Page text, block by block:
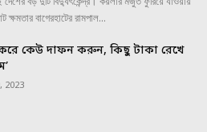
বাগেরহাটের রামপাল...
করে কেউ দাফন করুন, কিছু টাকা রেখে
2023